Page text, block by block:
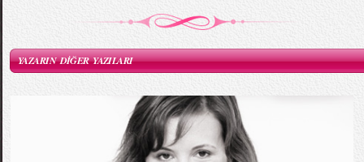
YAZARIN DİĞER YAZILARI